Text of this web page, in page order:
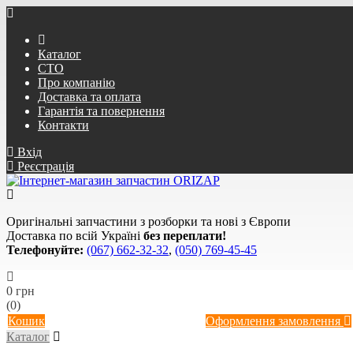
Каталог
СТО
Про компанію
Доставка та оплата
Гарантія та повернення
Контакти
Вхід
Реєстрація
Оригінальні запчастини з розборки та нові з Європи
Доставка по всій Україні без переплати!
Телефонуйте: (067) 662-32-32, (050) 769-45-45
0 грн
(0)
Кошик
Оформлення замовлення
Каталог